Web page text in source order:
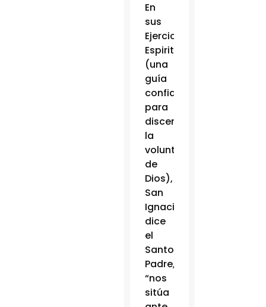
En
sus
Ejercicios
Espirituales
(una
guía
confiable
para
discernir
la
voluntad
de
Dios),
San
Ignacio,
dice
el
Santo
Padre,
“nos
sitúa